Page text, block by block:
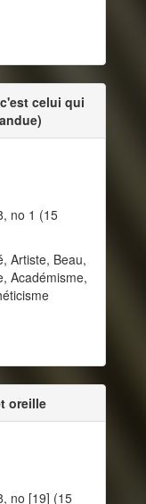
celui qui
no 1 (15
Artiste, Beau,
Académisme,
oreille
no [19] (15